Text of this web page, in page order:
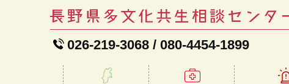
026-219-3068 / 080-4454-1899